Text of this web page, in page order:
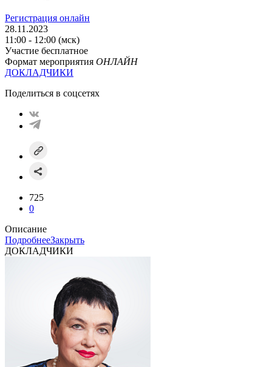
Регистрация онлайн
28.11.2023
11:00 - 12:00 (мск)
Участие бесплатное
Формат мероприятия ОНЛАЙН
ДОКЛАДЧИКИ
Поделиться в соцсетях
725
0
Описание
ПодробнееЗакрыть
ДОКЛАДЧИКИ